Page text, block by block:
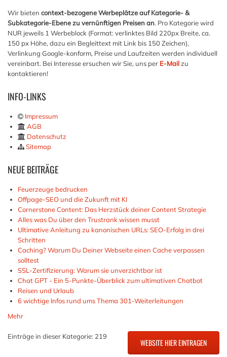
Wir bieten context-bezogene Werbeplätze auf Kategorie- &
Subkategorie-Ebene zu vernünftigen Preisen an. Pro Kategorie wird
NUR jeweils 1 Werbeblock (Format: verlinktes Bild 220px Breite, ca.
150 px Höhe, dazu ein Begleittext mit Link bis 150 Zeichen),
Verlinkung Google-konform, Preise und Laufzeiten werden individuell
vereinbart. Bei Interesse ersuchen wir Sie, uns per E-Mailzu
kontaktieren!
INFO-LINKS
Impressum
AGB
Datenschutz
Sitemap
NEUEBEITRÄGE
Feuerzeuge bedrucken
Offpage-SEO und die Zukunft mit KI
Cornerstone Content: Das Herzstück deiner Content Strategie
Alles was Du über den Trustrank wissen musst
Ultimative Anleitung zu kanonischen URLs: SEO-Erfolg in drei
Schritten
Caching? Warum Du Deiner Webseite einen Cache verpassen
solltest
SSL-Zertifizierung: Warum sie unverzichtbar ist
Chat GPT - Ein 5-Punkte-Überblick zum ultimativen Chatbot
Reisen und Urlaub
6 wichtige Infos rund ums Thema 301-Weiterleitungen
Mehr
Einträge in dieser Kategorie: 219